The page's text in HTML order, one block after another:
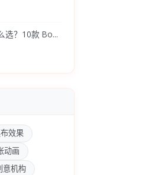
选？10款 Bo...
效果
动画
意机构